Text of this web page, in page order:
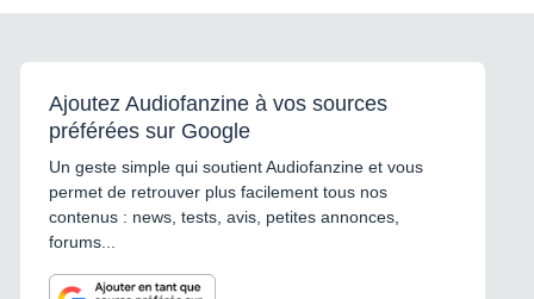
Ajoutez Audiofanzine à vos sources
préférées sur Google
Un geste simple qui soutient Audiofanzine et vous
permet de retrouver plus facilement tous nos
contenus : news, tests, avis, petites annonces,
forums...